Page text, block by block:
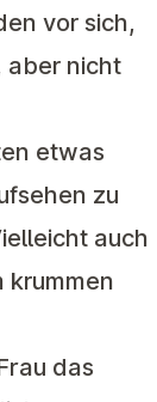
vor sich,
aber nicht
etwas
zu
auch
krummen
das